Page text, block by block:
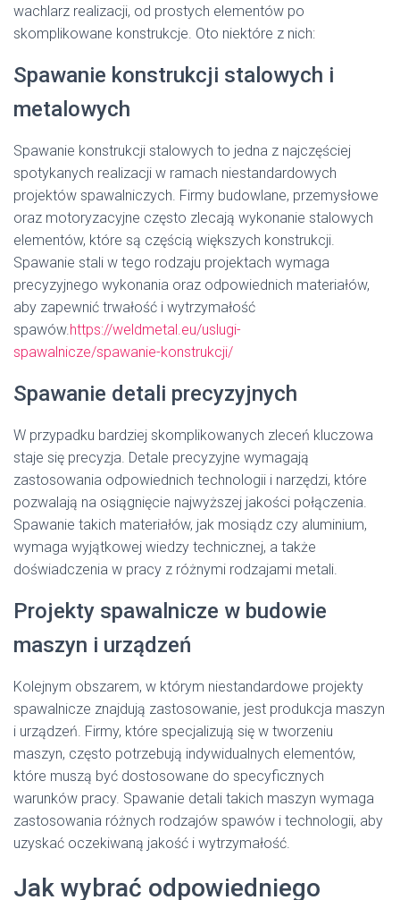
wachlarz realizacji, od prostych elementów po
skomplikowane konstrukcje. Oto niektóre z nich:
Spawanie konstrukcji stalowych i
metalowych
Spawanie konstrukcji stalowych to jedna z najczęściej
spotykanych realizacji w ramach niestandardowych
projektów spawalniczych. Firmy budowlane, przemysłowe
oraz motoryzacyjne często zlecają wykonanie stalowych
elementów, które są częścią większych konstrukcji.
Spawanie stali w tego rodzaju projektach wymaga
precyzyjnego wykonania oraz odpowiednich materiałów,
aby zapewnić trwałość i wytrzymałość
spawów.https://weldmetal.eu/uslugi-
spawalnicze/spawanie-konstrukcji/
Spawanie detali precyzyjnych
W przypadku bardziej skomplikowanych zleceń kluczowa
staje się precyzja. Detale precyzyjne wymagają
zastosowania odpowiednich technologii i narzędzi, które
pozwalają na osiągnięcie najwyższej jakości połączenia.
Spawanie takich materiałów, jak mosiądz czy aluminium,
wymaga wyjątkowej wiedzy technicznej, a także
doświadczenia w pracy z różnymi rodzajami metali.
Projekty spawalnicze w budowie
maszyn i urządzeń
Kolejnym obszarem, w którym niestandardowe projekty
spawalnicze znajdują zastosowanie, jest produkcja maszyn
i urządzeń. Firmy, które specjalizują się w tworzeniu
maszyn, często potrzebują indywidualnych elementów,
które muszą być dostosowane do specyficznych
warunków pracy. Spawanie detali takich maszyn wymaga
zastosowania różnych rodzajów spawów i technologii, aby
uzyskać oczekiwaną jakość i wytrzymałość.
Jak wybrać odpowiedniego